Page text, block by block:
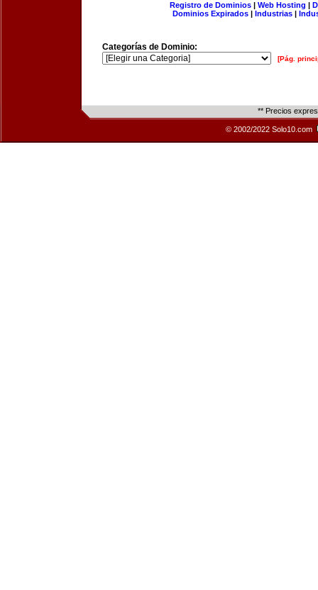
Registro de Dominios| Web Hosting |
Dominios Expirados | Industrias |
Categorías de Dominio:
[Pág.
** Precios
© 2002/2022 Solo10.com